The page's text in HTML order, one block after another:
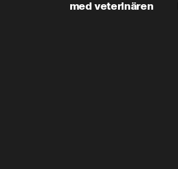
med veterinären